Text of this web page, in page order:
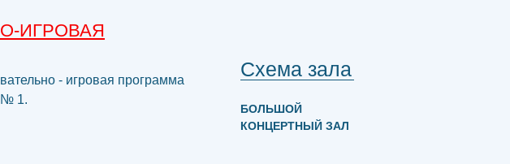
ИГРОВАЯ
- игровая программа
№ 1.
Схема зала
БОЛЬШОЙ
КОНЦЕРТНЫЙ ЗАЛ